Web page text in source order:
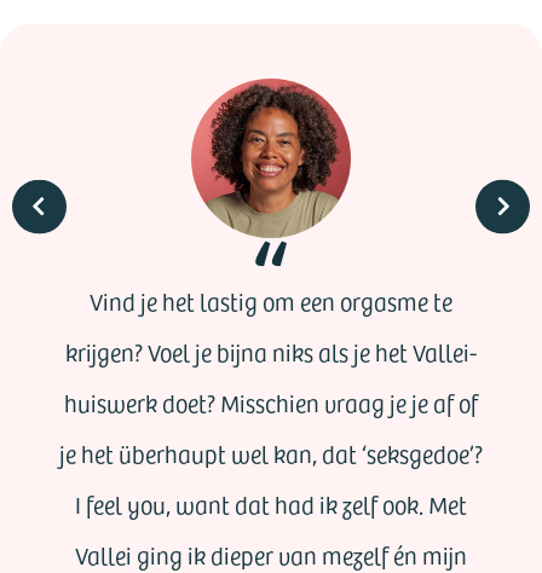
Vind je het lastig om een orgasme te
krijgen? Voel je bijna niks als je het Vallei-
huiswerk doet? Misschien vraag je je af of
je het überhaupt wel kan, dat ‘seksgedoe’?
I feel you, want dat had ik zelf ook. Met
Vallei ging ik dieper van mezelf én mijn